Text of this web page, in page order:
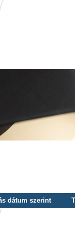
dátum szerint